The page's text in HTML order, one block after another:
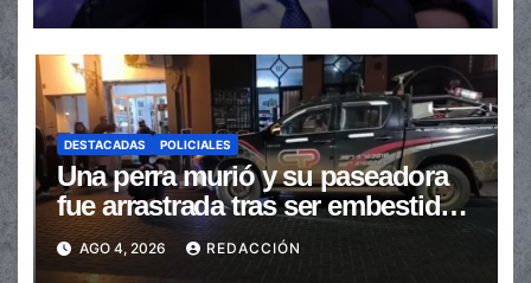
DESTACADAS POLICIALES
Una perra murió y su paseadora
fue arrastrada tras ser embestidas
en la senda peatonal
AGO 4, 2026 REDACCIÓN